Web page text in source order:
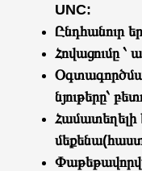
UNC:
Ընդհանուր
Հովացումը ՝
նյութերը՝
Համատեղելի